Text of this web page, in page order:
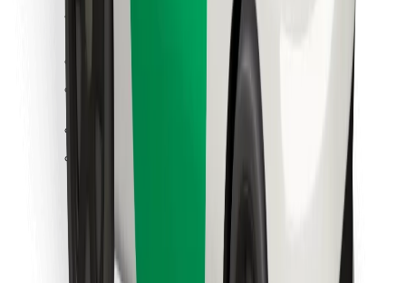
Lataa Bolt-sovellus
Löydä lempiruokasi!
Lataa Bolt Food -sovellus